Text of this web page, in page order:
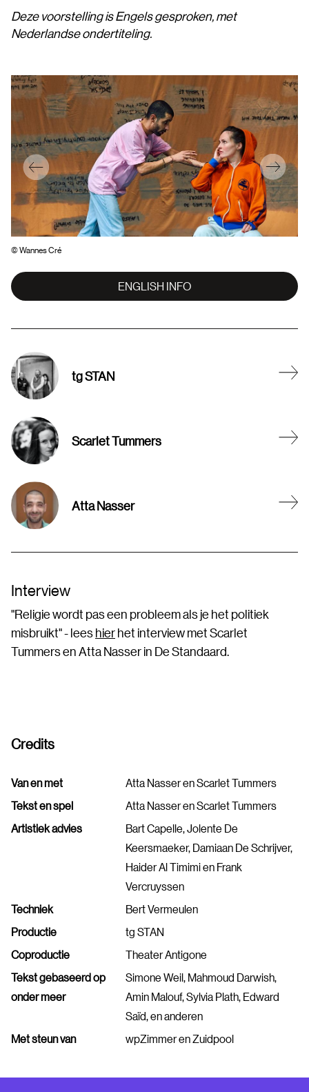
Deze voorstelling is Engels gesproken, met
Nederlandse ondertiteling.
© Wannes Cré
ENGLISH INFO
tg STAN
Scarlet Tummers
Atta Nasser
Interview
"Religie wordt pas een probleem als je het politiek
misbruikt" - leeshierhet interview met Scarlet
Tummers en Atta Nasser in De Standaard.
Credits
Van en met
Atta Nasser en Scarlet Tummers
Tekst en spel
Atta Nasser en Scarlet Tummers
Artistiek advies
Bart Capelle, Jolente De
Keersmaeker, Damiaan De Schrijver,
Haider Al Timimi en Frank
Vercruyssen
Techniek
Bert Vermeulen
Productie
tg STAN
Coproductie
Theater Antigone
Tekst gebaseerd op
onder meer
Simone Weil, Mahmoud Darwish,
Amin Malouf, Sylvia Plath, Edward
Saïd, en anderen
Met steun van
wpZimmer en Zuidpool